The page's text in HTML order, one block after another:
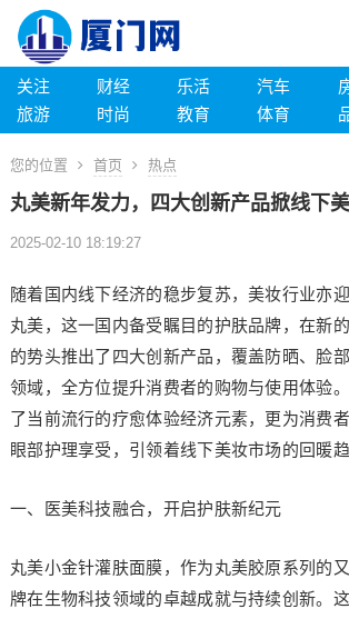
关注 财经 乐活 汽车
旅游
时尚 教育 体育
您的位置 首页 热点
丸美新年发力，四大创新产品掀线下
2025-02-10 18:19:27
随着国内线下经济的稳步复苏，美妆行业亦
丸美，这一国内备受瞩目的护肤品牌，在新
的势头推出了四大创新产品，覆盖防晒、脸
领域，全方位提升消费者的购物与使用体验
了当前流行的疗愈体验经济元素，更为消费
眼部护理享受，引领着线下美妆市场的回暖趋
一、医美科技融合，开启护肤新纪元
丸美小金针灌肤面膜，作为丸美胶原系列的
牌在生物科技领域的卓越成就与持续创新。